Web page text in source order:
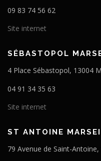
09 83 74 56 62
Site internet
SÉBASTOPOL
4 Place Sébastopol, 13004
04 91 34 35 63
Site internet
ST ANTOINE
79 Avenue de Saint-